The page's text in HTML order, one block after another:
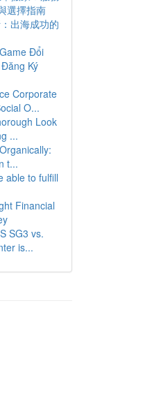
選擇指南
出海成功的
Đổi
Ký
Corporate
O...
Look
...
t...
able to fulfill
Financial
SG3 vs.
is...